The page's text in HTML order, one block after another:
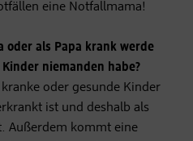
eine Notfallmama!
oder als Papa krank werde
niemanden habe?
oder gesunde Kinder
ist und deshalb als
Außerdem kommt eine